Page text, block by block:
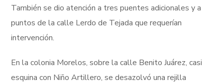
También se dio atención a tres puentes adicionales y a
puntos de la calle Lerdo de Tejada que requerían
intervención.
En la colonia Morelos, sobre la calle Benito Juárez, casi
esquina con Niño Artillero, se desazolvó una rejilla